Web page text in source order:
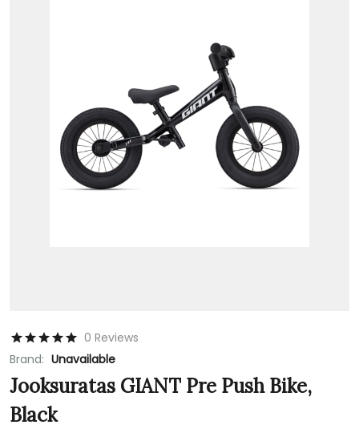
0 Reviews
Brand: Unavailable
Jooksuratas GIANT Pre Push Bike,
Black